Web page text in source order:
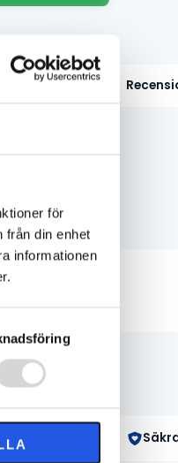
för
från din enhet
informationen